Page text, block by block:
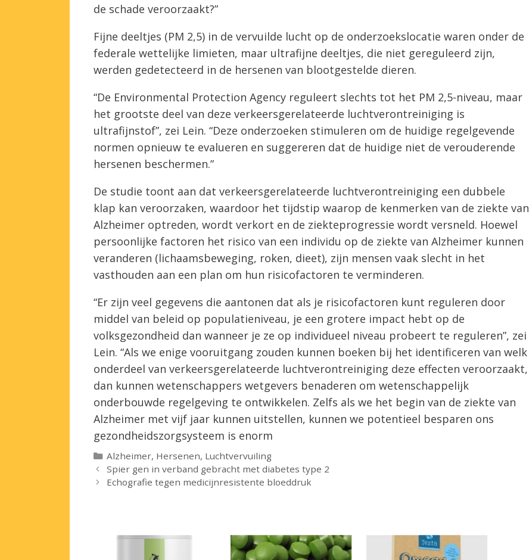
de schade veroorzaakt?”
Fijne deeltjes (PM 2,5) in de vervuilde lucht op de onderzoekslocatie waren onder de
federale wettelijke limieten, maar ultrafijne deeltjes, die niet gereguleerd zijn,
werden gedetecteerd in de hersenen van blootgestelde dieren.
“De Environmental Protection Agency reguleert slechts tot het PM 2,5-niveau, maar
het grootste deel van deze verkeersgerelateerde luchtverontreiniging is
ultrafijnstof”, zei Lein. “Deze onderzoeken stimuleren om de huidige regelgevende
normen opnieuw te evalueren en suggereren dat de huidige niet de verouderende
hersenen beschermen.”
De studie toont aan dat verkeersgerelateerde luchtverontreiniging een dubbele
klap kan veroorzaken, waardoor het tijdstip waarop de kenmerken van de ziekte van
Alzheimer optreden, wordt verkort en de ziekteprogressie wordt versneld. Hoewel
persoonlijke factoren het risico van een individu op de ziekte van Alzheimer kunnen
veranderen (lichaamsbeweging, roken, dieet), zijn mensen vaak slecht in het
vasthouden aan een plan om hun risicofactoren te verminderen.
“Er zijn veel gegevens die aantonen dat als je risicofactoren kunt reguleren door
middel van beleid op populatieniveau, je een grotere impact hebt op de
volksgezondheid dan wanneer je ze op individueel niveau probeert te reguleren”, zei
Lein. “Als we enige vooruitgang zouden kunnen boeken bij het identificeren van welk
onderdeel van verkeersgerelateerde luchtverontreiniging deze effecten veroorzaakt,
dan kunnen wetenschappers wetgevers benaderen om wetenschappelijk
onderbouwde regelgeving te ontwikkelen. Zelfs als we het begin van de ziekte van
Alzheimer met vijf jaar kunnen uitstellen, kunnen we potentieel besparen ons
gezondheidszorgsysteem is enorm
Categorieën
Alzheimer, Hersenen, Luchtvervuiling
Spier gen in verband gebracht met diabetes type 2
Echografie tegen medicijnresistente bloeddruk